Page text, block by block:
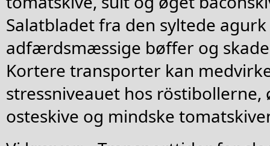
Salatbladet fra den syltede
adfærdsmæssige bøffer og
Kortere transporter kan
stressniveauet hos röstibollerne,
osteskive og mindske